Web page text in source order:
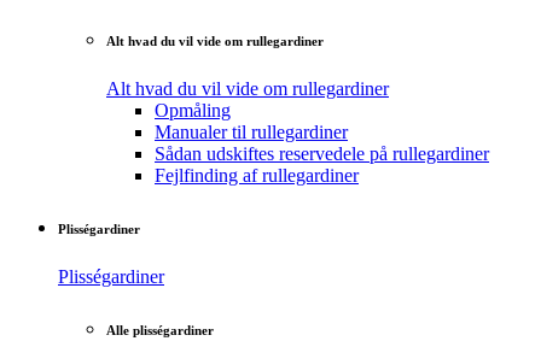
Alt hvad du vil vide om rullegardiner
Alt hvad du vil vide om rullegardiner
Opmåling
Manualer til rullegardiner
Sådan udskiftes reservedele på rullegardiner
Fejlfinding af rullegardiner
Plisségardiner
Plisségardiner
Alle plisségardiner